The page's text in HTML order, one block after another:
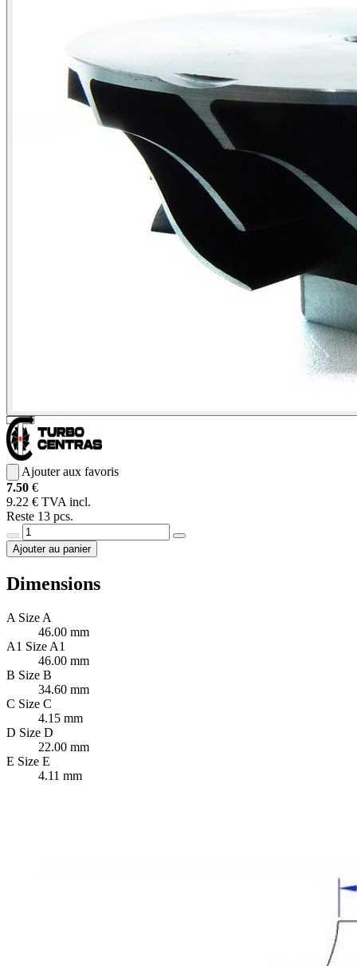
Ajouter aux favoris
7.50 €
9.22 € TVA incl.
Reste 13 pcs.
Ajouter au panier
Dimensions
A Size A
46.00 mm
A1 Size A1
46.00 mm
B Size B
34.60 mm
C Size C
4.15 mm
D Size D
22.00 mm
E Size E
4.11 mm